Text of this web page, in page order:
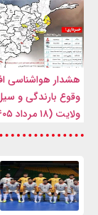
هشدار هواشناسی
ولایت (۱۸ مرداد ۱۴۰۵)